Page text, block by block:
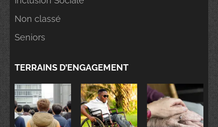
Non classé
Seniors
TERRAINS D’ENGAGEMENT